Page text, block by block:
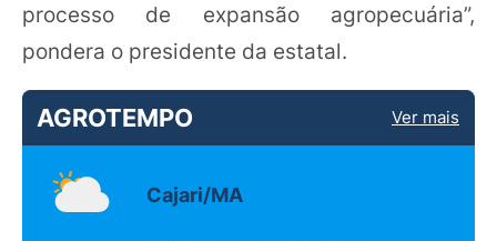
processo de expansão agropecuária”,
pondera o presidente da estatal.
AGROTEMPO Ver mais
Cajari/MA